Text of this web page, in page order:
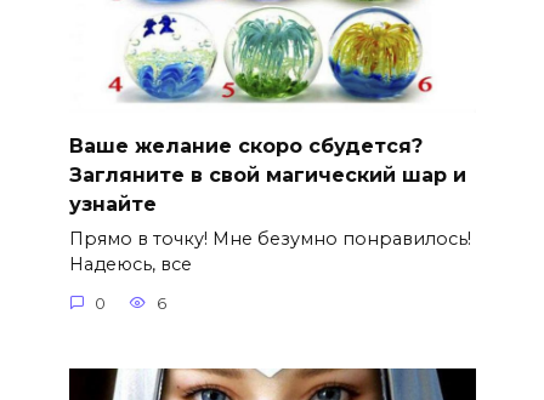
Ваше желание скоро сбудется?
Загляните в свой магический шар и
узнайте
Прямо в точку! Мне безумно понравилось!
Надеюсь, все
0 6